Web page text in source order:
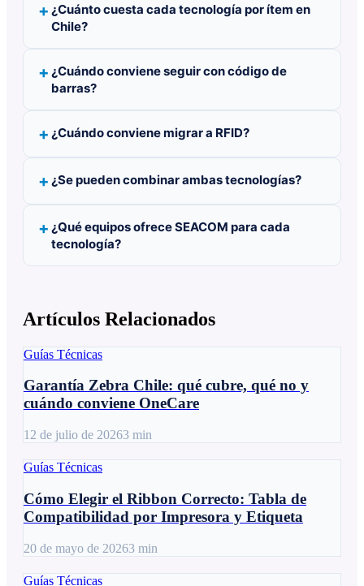
¿Cuánto cuesta cada tecnología por ítem en
Chile?
¿Cuándo conviene seguir con código de
barras?
¿Cuándo conviene migrar a RFID?
¿Se pueden combinar ambas tecnologías?
¿Qué equipos ofrece SEACOM para cada
tecnología?
Artículos Relacionados
Guías Técnicas
Garantía Zebra Chile: qué cubre, qué no y
cuándo conviene OneCare
12 de julio de 20263 min
Guías Técnicas
Cómo Elegir el Ribbon Correcto: Tabla de
Compatibilidad por Impresora y Etiqueta
20 de mayo de 20263 min
Guías Técnicas